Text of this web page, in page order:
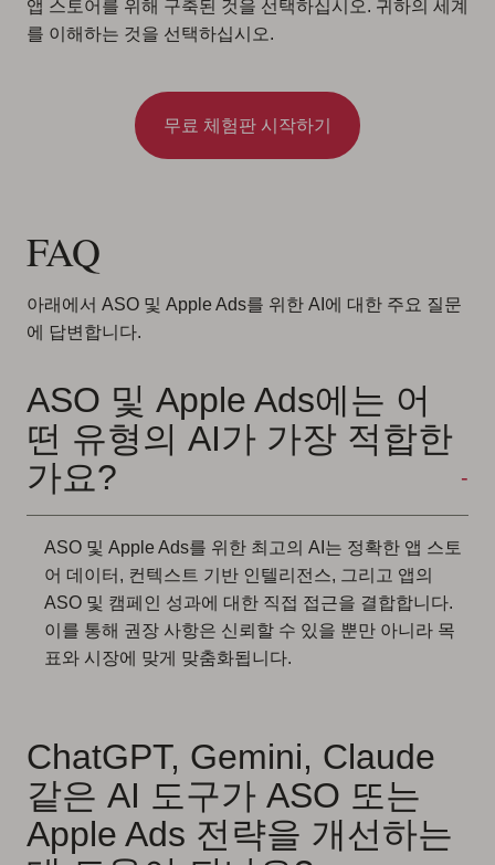
앱 스토어를 위해 구축된 것을 선택하십시오. 귀하의 세계
를 이해하는 것을 선택하십시오.
무료 체험판 시작하기
FAQ
아래에서 ASO 및 Apple Ads를 위한 AI에 대한 주요 질문
에 답변합니다.
ASO 및 Apple Ads에는 어
떤 유형의 AI가 가장 적합한
가요?
ASO 및 Apple Ads를 위한 최고의 AI는 정확한 앱 스토
어 데이터, 컨텍스트 기반 인텔리전스, 그리고 앱의
ASO 및 캠페인 성과에 대한 직접 접근을 결합합니다.
이를 통해 권장 사항은 신뢰할 수 있을 뿐만 아니라 목
표와 시장에 맞게 맞춤화됩니다.
ChatGPT, Gemini, Claude
같은 AI 도구가 ASO 또는
Apple Ads 전략을 개선하는